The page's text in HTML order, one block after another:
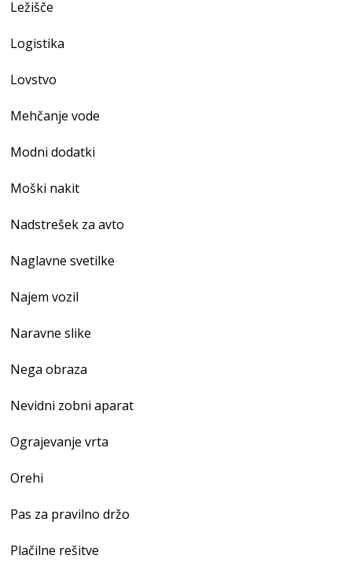
Ležišče
Logistika
Lovstvo
Mehčanje vode
Modni dodatki
Moški nakit
Nadstrešek za avto
Naglavne svetilke
Najem vozil
Naravne slike
Nega obraza
Nevidni zobni aparat
Ograjevanje vrta
Orehi
Pas za pravilno držo
Plačilne rešitve